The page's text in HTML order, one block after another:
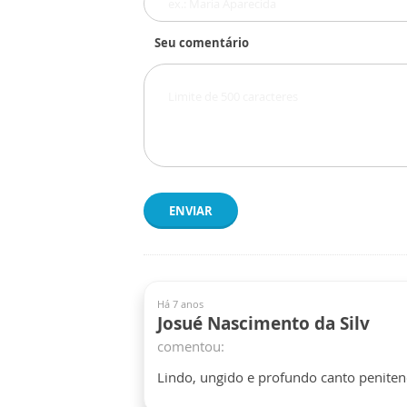
Seu comentário
ENVIAR
Há 7 anos
Josué Nascimento da Silv
comentou:
Lindo, ungido e profundo canto